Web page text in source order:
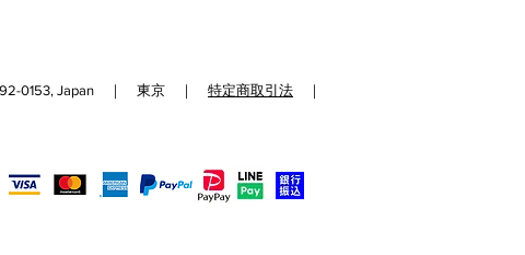
192-0153, Japan ｜ 東京 ｜ 特定商取引法 ｜